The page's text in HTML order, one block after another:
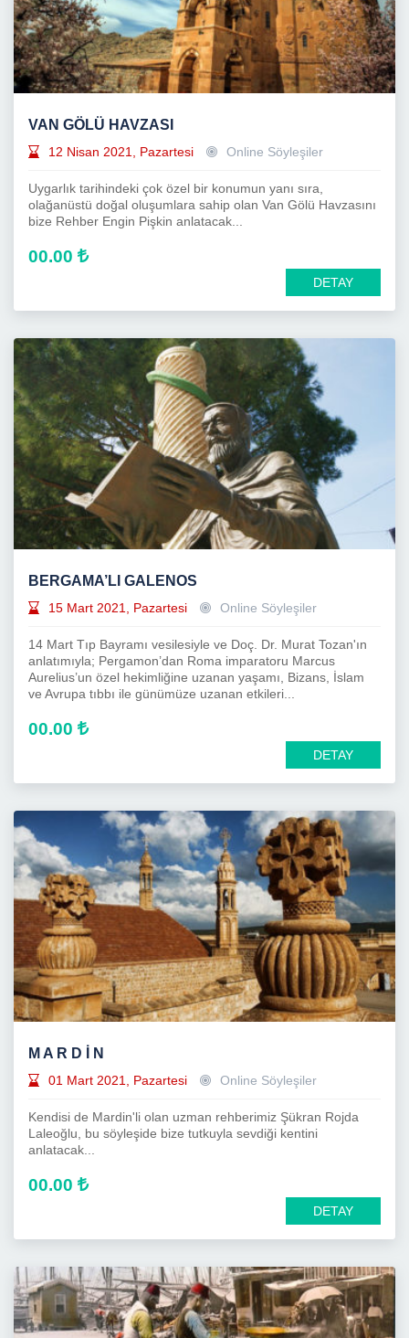
VAN GÖLÜ HAVZASI
12 Nisan 2021, Pazartesi Online Söyleşiler
Uygarlık tarihindeki çok özel bir konumun yanı sıra,
olağanüstü doğal oluşumlara sahip olan Van Gölü Havzasını
bize Rehber Engin Pişkin anlatacak...
00.00
DETAY
BERGAMA’LI GALENOS
15 Mart 2021, Pazartesi Online Söyleşiler
14 Mart Tıp Bayramı vesilesiyle ve Doç. Dr. Murat Tozan'ın
anlatımıyla; Pergamon’dan Roma imparatoru Marcus
Aurelius’un özel hekimliğine uzanan yaşamı, Bizans, İslam
ve Avrupa tıbbı ile günümüze uzanan etkileri...
00.00
DETAY
M A R D İ N
01 Mart 2021, Pazartesi Online Söyleşiler
Kendisi de Mardin'li olan uzman rehberimiz Şükran Rojda
Laleoğlu, bu söyleşide bize tutkuyla sevdiği kentini
anlatacak...
00.00
DETAY